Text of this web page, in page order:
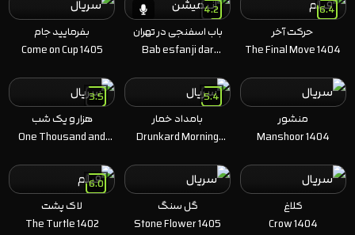
6.4
حرکت آخر
The Final Move 1404
4.2
باب اسفنجی در تهران
Bab esfanji dar
Tehran 1397
بفرمایید جام
Come on Cup 1405
منشور
Manshoor 1404
5.4
بامداد خمار
Drunkard Morning
1403
3.5
هزار و یک شب
One Thousand and
One Nights 1404
کلاغ
Crow 1404
گل سنگ
Stone Flower 1405
6.0
لاک پشت
The Turtle 1402